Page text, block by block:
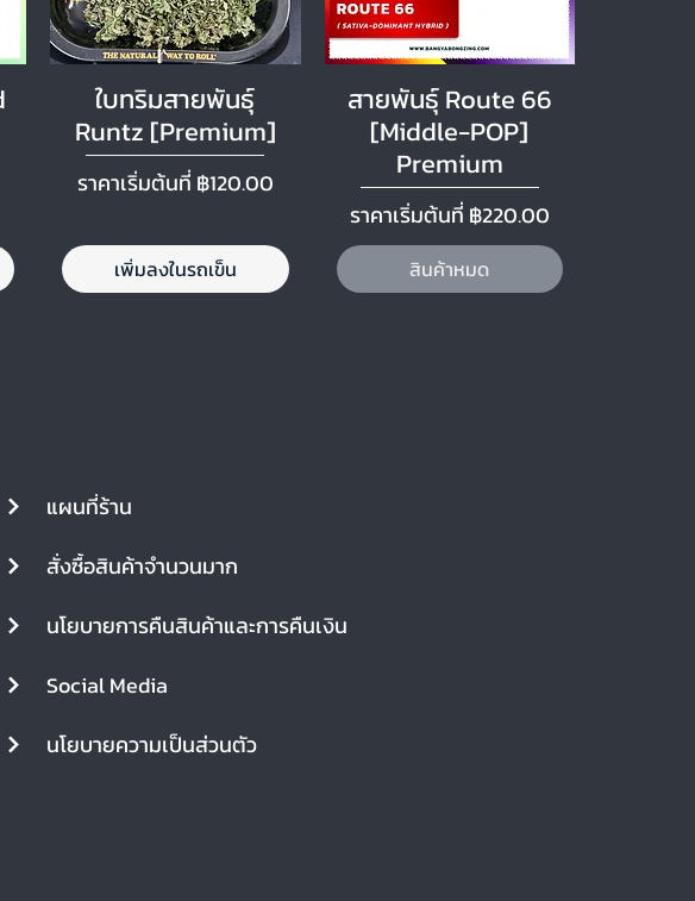
ดูข้อมูลด่วน
ใบทริมสายพันธุ์
Runtz [Premium]
ราคาเริ่มต้นที่ ฿120.00
ราคาขายลด
เพิ่มลงในรถเข็น
ดูข้อมูลด่วน
สายพันธุ์ Route 66
[Middle-POP]
Premium
ราคาเริ่มต้นที่ ฿220.00
ราคาขายลด
สินค้าหมด
แผนที่ร้าน
สั่งซื้อสินค้าจำนวนมาก
นโยบายการคืนสินค้าและการคืนเงิน
Social Media
นโยบายความเป็นส่วนตัว